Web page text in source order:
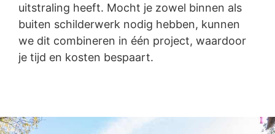
uitstraling heeft. Mocht je zowel binnen als
buiten schilderwerk nodig hebben, kunnen
we dit combineren in één project, waardoor
je tijd en kosten bespaart.